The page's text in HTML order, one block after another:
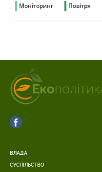
Моніторинг Повітря
ВЛАДА
СУСПІЛЬСТВО